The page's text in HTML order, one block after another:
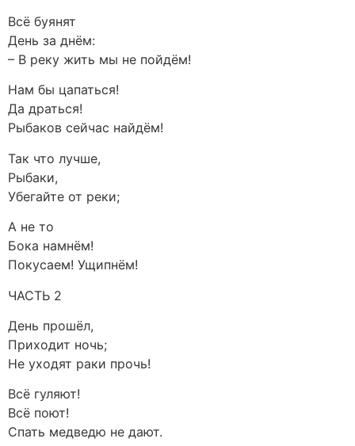
Всё буянят
День за днём:
– В реку жить мы не пойдём!
Нам бы цапаться!
Да драться!
Рыбаков сейчас найдём!
Так что лучше,
Рыбаки,
Убегайте от реки;
А не то
Бока намнём!
Покусаем! Ущипнём!
ЧАСТЬ 2
День прошёл,
Приходит ночь;
Не уходят раки прочь!
Всё гуляют!
Всё поют!
Спать медведю не дают.